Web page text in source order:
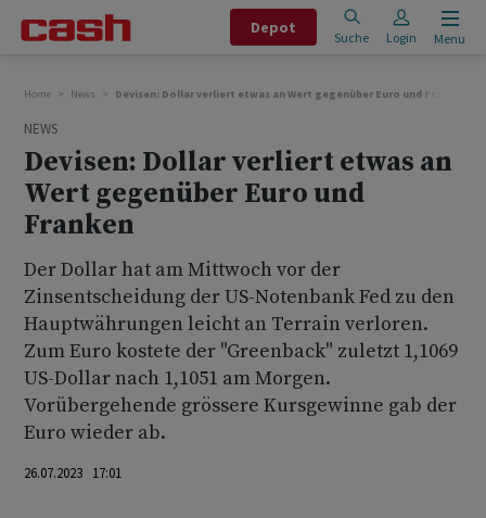
Depot
Suche Login Menu
Home News Devisen: Dollar verliert etwas an Wert gegenüber Euro und Franken
NEWS
Devisen: Dollar verliert etwas an
Wert gegenüber Euro und
Franken
Der Dollar hat am Mittwoch vor der
Zinsentscheidung der US-Notenbank Fed zu den
Hauptwährungen leicht an Terrain verloren.
Zum Euro kostete der "Greenback" zuletzt 1,1069
US-Dollar nach 1,1051 am Morgen.
Vorübergehende grössere Kursgewinne gab der
Euro wieder ab.
26.07.2023 17:01